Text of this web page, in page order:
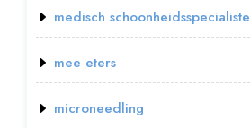
medisch schoonheidsspecialiste
mee eters
microneedling